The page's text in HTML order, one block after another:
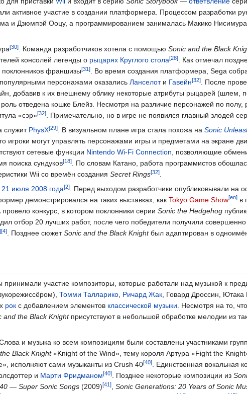
активное участие в создании платформера. Процессом разработки
и Дзюмпэй Ооцу, а программированием занималась Макико
. Команда разработчиков хотела с помощью Sonic and the Black
консолей легенды о рыцарях Круглого стола
. Как отмечал
поклонников франшизы
. Во время создания платформера, Sega
персонажами оказались Ланселоти Гавейн
. После
добавив к их внешнему облику некоторые атрибуты рыцарей (шлем,
отведена кошке Блейз. Несмотря на различие персонажей по
«сэр»
. Примечательно, но в игре не появился главный злодей
служит PhysX . В визуальном плане игра стала похожа на Sonic
игроки могут управлять персонажами игры и предметами на экране
сетевые функции Nintendo Wi-Fi Connection , позволяющие
поиска сундуков
. По словам Катано, работа программистов
Wii со времён создания Secret Rings
21 июля 2008 года . Перед выходом разработчики опубликовывали на
демонстрировался на таких выставках, как Tokyo Game Show[en] в
конкурс, в котором поклонники серии Sonic the Hedgehog
отбор 20 лучших работ, после чего победители получили
. Позднее сюжетSonic and the Black Knightбыл адаптирован в
принимали участие композиторы, которые работали над музыкой к
Томми Талларико Ричард Жак , Говард Дроссин,
рок с добавлением элементов классической музыки . Несмотря на то,
and the Black Knightприсутствуют в небольшой обработке мелодии из
и музыка ко всем композициям были составлены участниками
Black Knight«Knight of the Wind», тему короля Артура «Fight the
исполняют сами музыканты из Crush 40
. Единственная
и Марти Фридманом . Позднее некоторые композиции из
— Super Sonic Songs (2009) Sonic Generations: 20 Years of Sonic